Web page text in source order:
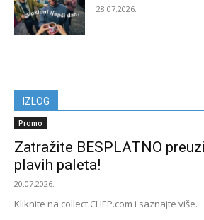
28.07.2026.
IZLOG
Promo
Zatražite BESPLATNO
plavih paleta!
20.07.2026.
Kliknite na collect.CHEP.com i saznajte više.